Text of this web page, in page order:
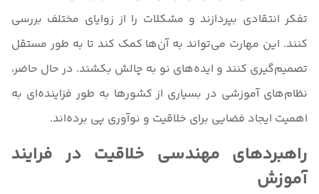
تفکر انتقادی بپردازند و مشکلات را از زوایای مختلف بررسی
کنند. این مهارت می‌تواند به آن‌ها کمک کند تا به طور مستقل
تصمیم‌گیری کنند و ایده‌های نو به چالش بکشند. در حال حاضر،
نظام‌های آموزشی در بسیاری از کشورها به طور فزاینده‌ای به
اهمیت ایجاد فضایی برای خلاقیت و نوآوری پی برده‌اند.
راهبردهای مهندسی خلاقیت در فرایند
آموزش